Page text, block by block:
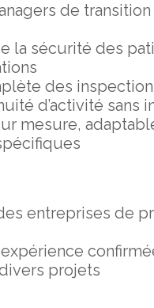
de
la sécurité des
des
d’activité sans
mesure,
entreprises de
projets